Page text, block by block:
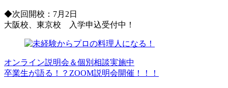
◆次回開校：7月2日
大阪校、東京校 入学申込受付中！
オンライン説明会＆個別相談実施中
卒業生が語る！？ZOOM説明会開催！！！